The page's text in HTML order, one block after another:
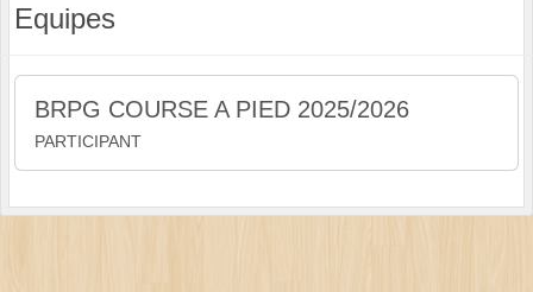
Equipes
BRPG COURSE A PIED 2025/2026
PARTICIPANT